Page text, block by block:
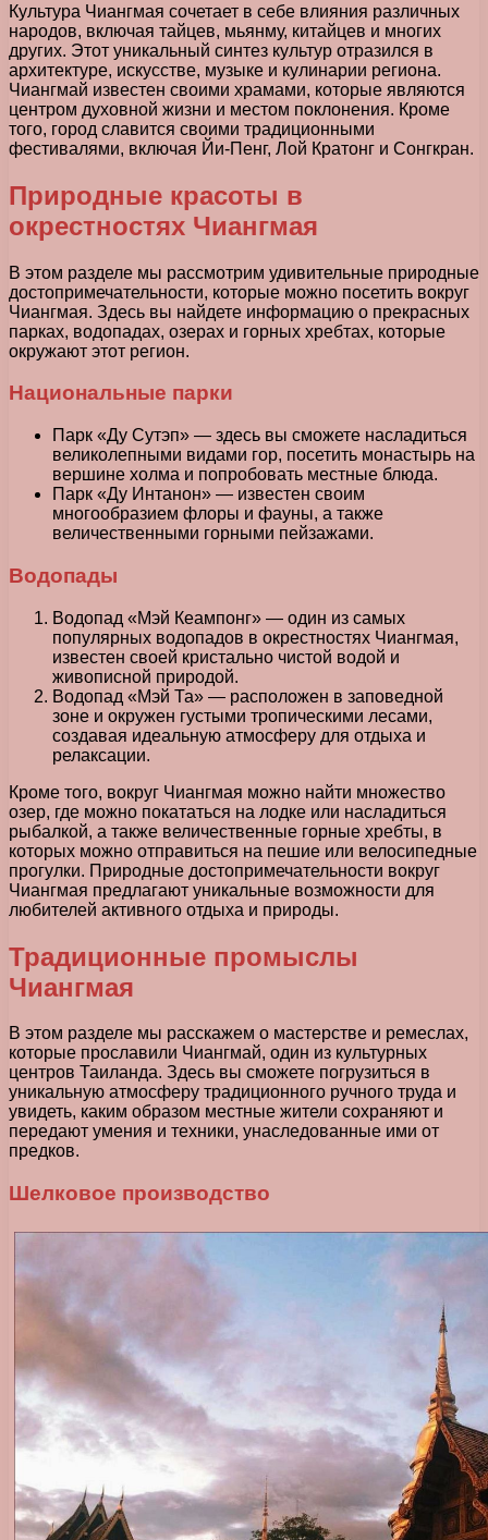
Культура Чиангмая сочетает в себе влияния различных
народов, включая тайцев, мьянму, китайцев и многих
других. Этот уникальный синтез культур отразился в
архитектуре, искусстве, музыке и кулинарии региона.
Чиангмай известен своими храмами, которые являются
центром духовной жизни и местом поклонения. Кроме
того, город славится своими традиционными
фестивалями, включая Йи-Пенг, Лой Кратонг и Сонгкран.
Природные красоты в
окрестностях Чиангмая
В этом разделе мы рассмотрим удивительные природные
достопримечательности, которые можно посетить вокруг
Чиангмая. Здесь вы найдете информацию о прекрасных
парках, водопадах, озерах и горных хребтах, которые
окружают этот регион.
Национальные парки
Парк «Ду Сутэп» — здесь вы сможете насладиться
великолепными видами гор, посетить монастырь на
вершине холма и попробовать местные блюда.
Парк «Ду Интанон» — известен своим
многообразием флоры и фауны, а также
величественными горными пейзажами.
Водопады
Водопад «Мэй Кеампонг» — один из самых
популярных водопадов в окрестностях Чиангмая,
известен своей кристально чистой водой и
живописной природой.
Водопад «Мэй Та» — расположен в заповедной
зоне и окружен густыми тропическими лесами,
создавая идеальную атмосферу для отдыха и
релаксации.
Кроме того, вокруг Чиангмая можно найти множество
озер, где можно покататься на лодке или насладиться
рыбалкой, а также величественные горные хребты, в
которых можно отправиться на пешие или велосипедные
прогулки. Природные достопримечательности вокруг
Чиангмая предлагают уникальные возможности для
любителей активного отдыха и природы.
Традиционные промыслы
Чиангмая
В этом разделе мы расскажем о мастерстве и ремеслах,
которые прославили Чиангмай, один из культурных
центров Таиланда. Здесь вы сможете погрузиться в
уникальную атмосферу традиционного ручного труда и
увидеть, каким образом местные жители сохраняют и
передают умения и техники, унаследованные ими от
предков.
Шелковое производство